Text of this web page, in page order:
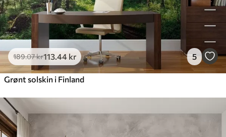
189.07kr113 .44 kr 5
Grønt solskin i Finland